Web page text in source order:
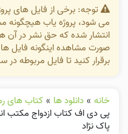
توجه: برخی از فایل های
می شود، پروژه یاب هیچگونه
انتشار شده که حق نشر در آن
صورت مشاهده اینگونه فایل ها
برقرار کنید تا فایل مربوطه
خانه » دانلود ها » کتاب های
پی دی اف کتاب ازدواج مکتب
پاک نژاد